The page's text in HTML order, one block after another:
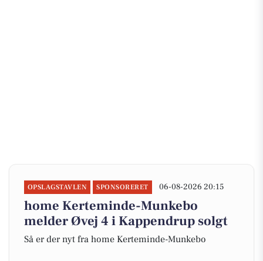
OPSLAGSTAVLEN SPONSORERET 06-08-2026 20:15
home Kerteminde-Munkebo
melder Øvej 4 i Kappendrup solgt
Så er der nyt fra home Kerteminde-Munkebo